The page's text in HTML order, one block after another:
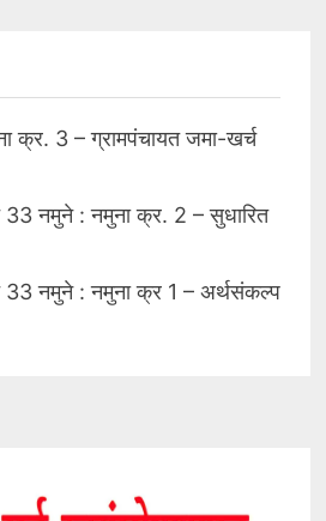
क्र. 3 – ग्रामपंचायत जमा-खर्च
33 नमुने : नमुना क्र. 2 – सुधारित
33 नमुने : नमुना क्र 1 – अर्थसंकल्प